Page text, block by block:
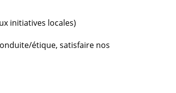
initiatives locales)
étique, satisfaire nos